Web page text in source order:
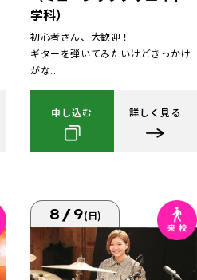
学科）
初心者さん、大歓迎！
ギターを弾いてみたいけどきっかけ
がな...
申し込む 詳しく見る
8/9(日)